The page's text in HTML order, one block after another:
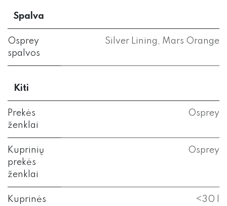
Spalva
Osprey
spalvos
Silver Lining , Mars Orange
Kiti
Prekės
ženklai
Osprey
Kuprinių
prekės
ženklai
Osprey
Kuprinės <30 l